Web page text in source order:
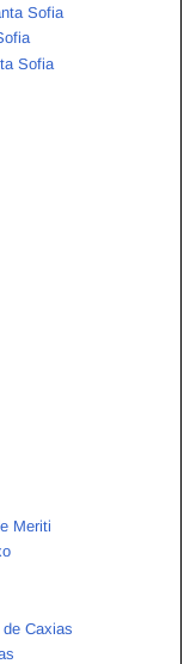
Sofia
Sofia
Meriti
Caxias